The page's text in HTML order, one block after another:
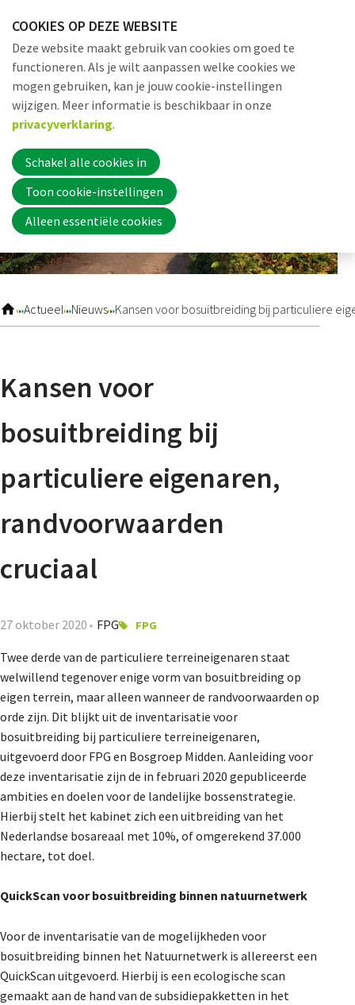
links
over
Jump
to
navigation
to
main
content
Actueel Nieuws Kansen voor bosuitbreiding bij particuliere
Kansen voor
bosuitbreiding bij
particuliere eigenaren,
randvoorwaarden
cruciaal
27 oktober 2020 FPG FPG
Twee derde van de particuliere terreineigenaren staat
welwillend tegenover enige vorm van bosuitbreiding op
eigen terrein, maar alleen wanneer de randvoorwaarden op
orde zijn. Dit blijkt uit de inventarisatie voor
bosuitbreiding bij particuliere terreineigenaren,
uitgevoerd door FPG en Bosgroep Midden. Aanleiding voor
deze inventarisatie zijn de in februari 2020 gepubliceerde
ambities en doelen voor de landelijke bossenstrategie.
Hierbij stelt het kabinet zich een uitbreiding van het
Nederlandse bosareaal met 10%, of omgerekend 37.000
hectare, tot doel.
QuickScan voor bosuitbreiding binnen natuurnetwerk
Voor de inventarisatie van de mogelijkheden voor
bosuitbreiding binnen het Natuurnetwerk is allereerst een
QuickScan uitgevoerd. Hierbij is een ecologische scan
gemaakt aan de hand van de subsidiepakketten in het
Word nu lid
Dossiers
De Landeigenaar
Contact
COOKIES OP DEZE WEBSITE
Deze website maakt gebruik van cookies om goed te
functioneren. Als je wilt aanpassen welke cookies we
mogen gebruiken, kan je jouw cookie-instellingen
wijzigen. Meer informatie is beschikbaar in onze
privacyverklaring.
Schakel alle cookies in
Toon cookie-instellingen
Alleen essentiële cookies